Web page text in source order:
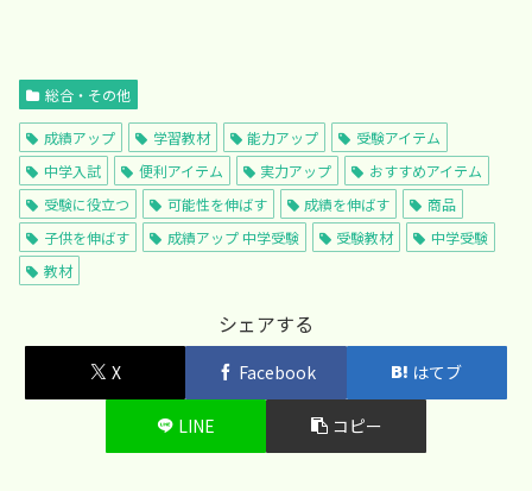
総合・その他
成績アップ 学習教材 能力アップ
受験アイテム
中学入試
便利アイテム 実力アップ
おすすめアイテム
受験に役立つ
可能性を伸ばす 成績を伸ばす
商品
子供を伸ばす
成績アップ 中学受験 受験教材
中学受験
教材
シェアする
X Facebook はてブ
LINE コピー